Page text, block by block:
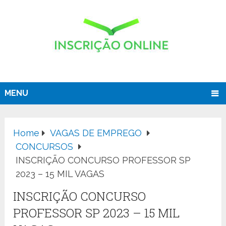
MENU
Home
VAGAS DE EMPREGO
CONCURSOS
INSCRIÇÃO CONCURSO PROFESSOR SP
2023 – 15 MIL VAGAS
INSCRIÇÃO CONCURSO
PROFESSOR SP 2023 – 15 MIL